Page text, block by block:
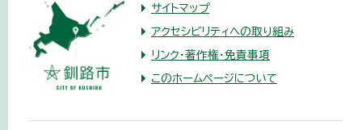
サイトマップ
アクセシビリティへの取り組み
リンク・著作権・免責事項
このホームページについて